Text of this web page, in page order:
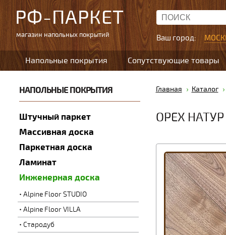
РФ-ПАРКЕТ
магазин напольных покрытий Ваш город:
Напольные покрытия Сопутствующие товары
НАПОЛЬНЫЕ ПОКРЫТИЯ
Штучный паркет
Массивная доска
Паркетная доска
Ламинат
Инженерная доска
Alpine Floor STUDIO
Alpine Floor VILLA
Стародуб
Главная Каталог
ОРЕХ НАТУР